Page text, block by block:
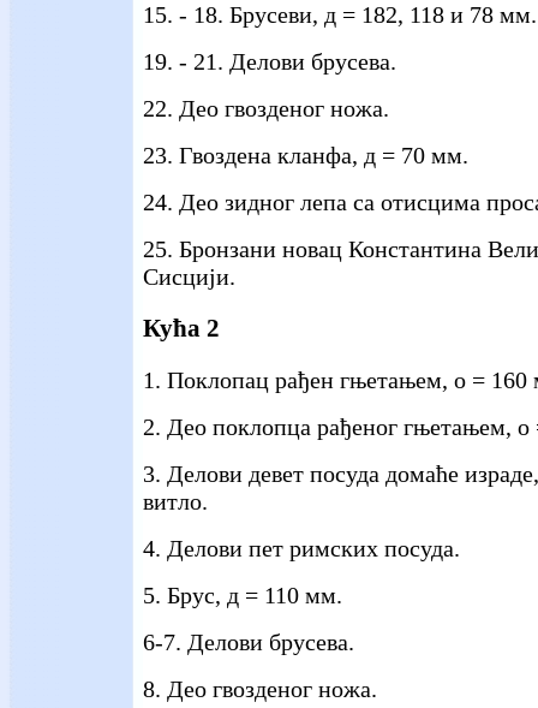
15. - 18. Брусеви, д = 182, 118 и 78 мм.
19. - 21. Делови брусева.
22. Део гвозденог ножа.
23. Гвоздена кланфа, д = 70 мм.
24. Део зидног лепа са отисцима
25. Бронзани новац Константина
Сисцији.
Кућа 2
1. Поклопац рађен гњетањем, о = 160
2. Део поклопца рађеног гњетањем,
3. Делови девет посуда домаће
витло.
4. Делови пет римских посуда.
5. Брус, д = 110 мм.
6-7. Делови брусева.
8. Део гвозденог ножа.